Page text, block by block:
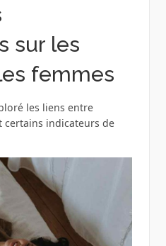
sur les
femmes
les liens entre
certains indicateurs de